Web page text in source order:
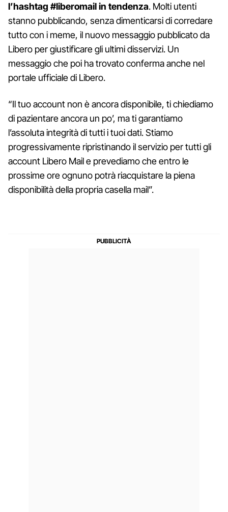
l’hashtag #liberomail in tendenza. Molti utenti
stanno pubblicando, senza dimenticarsi di corredare
tutto con i meme, il nuovo messaggio pubblicato da
Libero per giustificare gli ultimi disservizi. Un
messaggio che poi ha trovato conferma anche nel
portale ufficiale di Libero.
“Il tuo account non è ancora disponibile, ti chiediamo
di pazientare ancora un po’, ma ti garantiamo
l’assoluta integrità di tutti i tuoi dati. Stiamo
progressivamente ripristinando il servizio per tutti gli
account Libero Mail e prevediamo che entro le
prossime ore ognuno potrà riacquistare la piena
disponibilità della propria casella mail”.